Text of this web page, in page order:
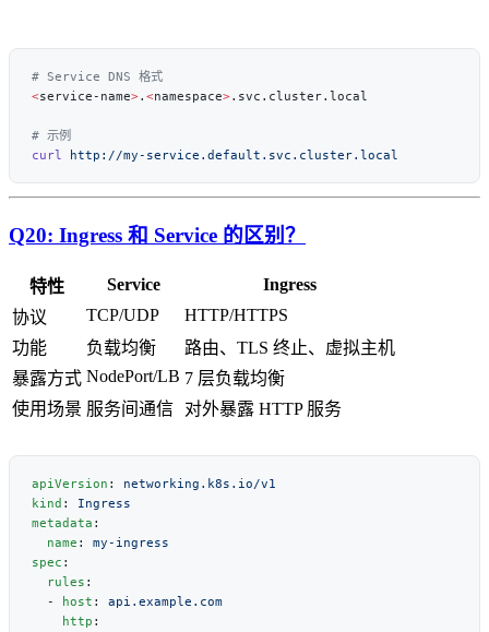
<service-name>. <namespace>
curl
Q20: Ingress 和 Service 的区别？
特性 Service
Ingress
协议
TCP/UDP
HTTP/HTTPS
功能
负载均衡
路由、TLS 终止、虚拟主机
暴露方式 NodePort/LB 7 层负载均衡
使用场景 服务间通信 对外暴露 HTTP 服务
apiVersion :
kind :
metadata
  name
:
spec
  rules
  -
host :
    http